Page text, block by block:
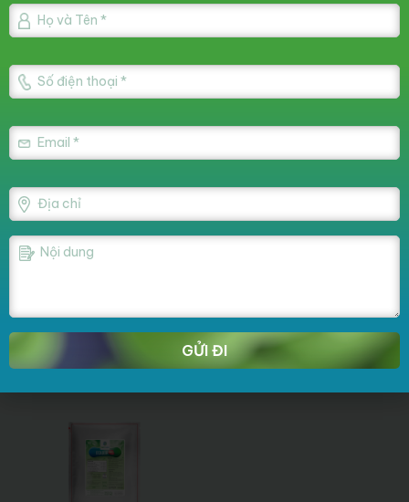
CÁCH DÙNG VÀ LIỀU LƯỢNG
Cách dùng:
HòaVAQ.MECTINvới lượng nước vừa đủ và tạt đều xuống ao
vào lúc nắng nóng, hoặc trộn vào thức ăn.
Liều dùng:
– Dùng 1 lít cho từ 50-60 tấn thể trọng, 2 ngày liên tục.
Định kỳ sau 15-20 ngày lặp lại 1 lần.
THỜI GIAN NGỪNG SỬ DỤNG THUỐC
30 ngày trước khi thu hoạch.
Nơi khô, nhiệt độ dưới 30 độC, tránh ánh sáng trực tiếp.
GỬI ĐI